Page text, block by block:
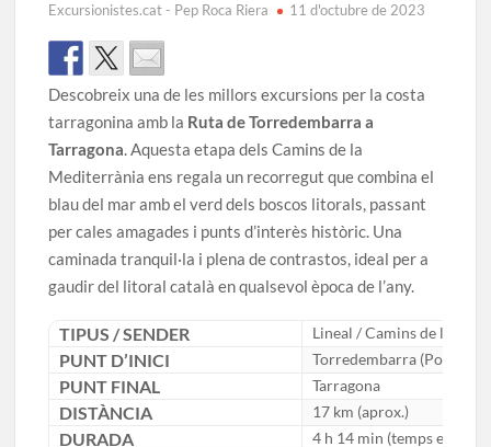
Excursionistes.cat - Pep Roca Riera 11 d'octubre de 2023
Descobreix una de les millors excursions per la costa
tarragonina amb la Ruta de Torredembarra a
Tarragona. Aquesta etapa dels Camins de la
Mediterrània ens regala un recorregut que combina el
blau del mar amb el verd dels boscos litorals, passant
per cales amagades i punts d’interès històric. Una
caminada tranquil·la i plena de contrastos, ideal per a
gaudir del litoral català en qualsevol època de l’any.
TIPUS / SENDER Lineal / Camins de la
PUNT D’INICI Torredembarra (Port)
PUNT FINAL Tarragona
DISTÀNCIA 17 km (aprox.)
DURADA 4 h 14 min (temps efectiu)